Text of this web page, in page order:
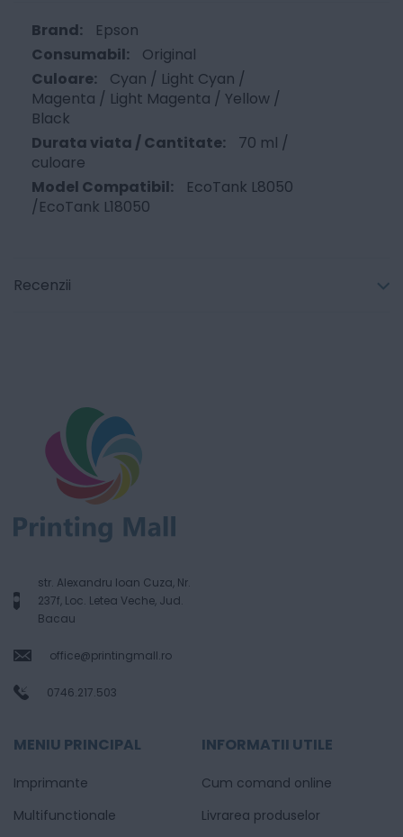
Epson
Original
Cyan / Light Cyan /
Magenta / Light Magenta / Yellow /
Black
70 ml /
culoare
EcoTank L8050
/EcoTank L18050
Recenzii
str. Alexandru Ioan Cuza, Nr.
237f, Loc. Letea Veche, Jud.
Bacau
office@printingmall.ro
0746.217.503
MENIU PRINCIPAL
Imprimante
Multifunctionale
INFORMATII UTILE
Cum comand online
Livrarea produselor